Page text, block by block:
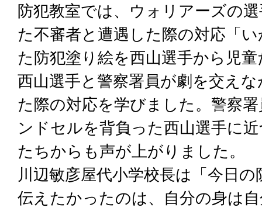
防犯教室では、ウォリアーズの
た不審者と遭遇した際の対応「
た防犯塗り絵を西山選手から児
西山選手と警察署員が劇を交え
た際の対応を学びました。警察
ンドセルを背負った西山選手に
たちからも声が上がりました。
川辺敏彦屋代小学校長は「今日
伝えたかったのは、自分の身は